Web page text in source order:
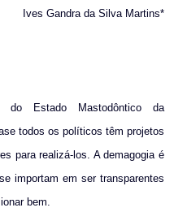
Ives Gandra da Silva Martins*
do Estado Mastodôntico da
todos os políticos têm projetos
para realizá-los. A demagogia é
importam em ser transparentes
bem.